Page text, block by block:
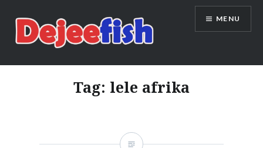
content
DEJEEFISH | PRODUSEN BENIH
IKAN BERKUALITAS INDONESIA
MENU
Tag: lele afrika